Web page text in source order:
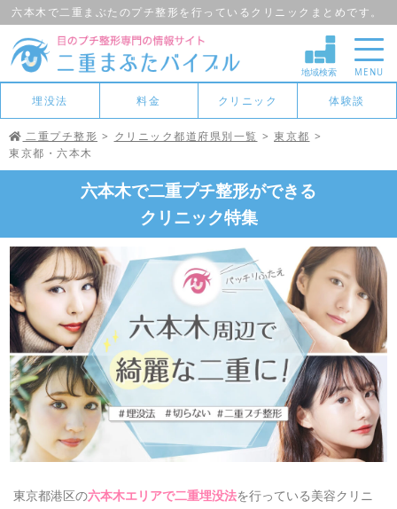
六本木で二重まぶたのプチ整形を行っているクリニックまとめです。
地域検索 MENU
埋没法 料金 クリニック 体験談
二重プチ整形 クリニック都道府県別一覧
東京都
東京都・六本木
六本木で二重プチ整形ができる
クリニック特集
東京都港区の六本木エリアで二重埋没法を行っている美容クリニ